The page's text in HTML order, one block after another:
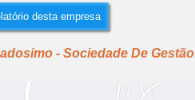
desta empresa
- Sociedade De Gestão